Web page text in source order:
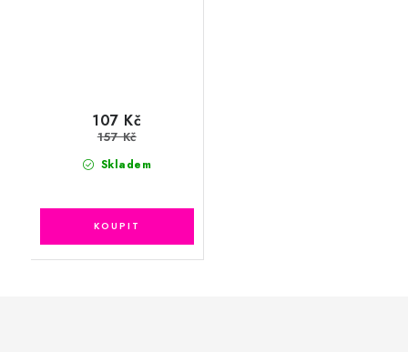
Skladem
107 Kč
157 Kč